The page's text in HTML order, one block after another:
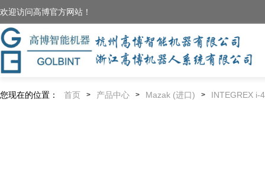
欢迎访问高博官方网站！
您现在的位置： 首页 > 产品中心 > Mazak (进口) > INTEGREX i-